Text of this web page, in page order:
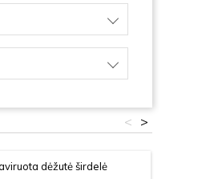
>
<